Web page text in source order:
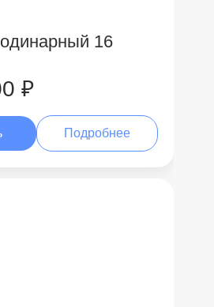
16
₽
Подробнее